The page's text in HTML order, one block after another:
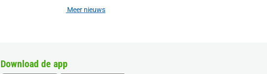
Meer nieuws
Download de app